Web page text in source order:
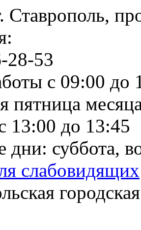
Ставрополь,
28-53
с 09:00 до
пятница
13:00 до 13:45
суббота,
слабовидящих